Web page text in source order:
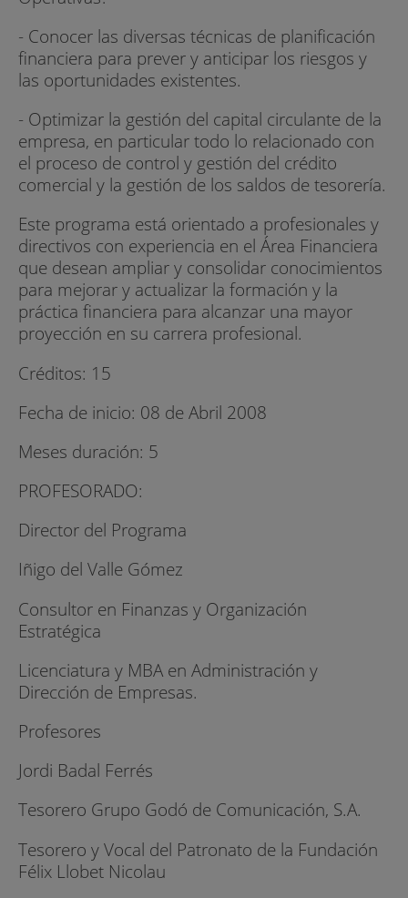
- Conocer las diversas técnicas de planificación
financiera para prever y anticipar los riesgos y
las oportunidades existentes.
- Optimizar la gestión del capital circulante de la
empresa, en particular todo lo relacionado con
el proceso de control y gestión del crédito
comercial y la gestión de los saldos de tesorería.
Este programa está orientado a profesionales y
directivos con experiencia en el Área Financiera
que desean ampliar y consolidar conocimientos
para mejorar y actualizar la formación y la
práctica financiera para alcanzar una mayor
proyección en su carrera profesional.
Créditos: 15
Fecha de inicio: 08 de Abril 2008
Meses duración: 5
PROFESORADO:
Director del Programa
Iñigo del Valle Gómez
Consultor en Finanzas y Organización
Estratégica
Licenciatura y MBA en Administración y
Dirección de Empresas.
Profesores
Jordi Badal Ferrés
Tesorero Grupo Godó de Comunicación, S.A.
Tesorero y Vocal del Patronato de la Fundación
Félix Llobet Nicolau